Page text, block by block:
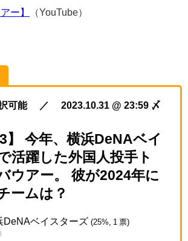
ー】 （YouTube）
択可能 ／ 2023.10.31 @ 23:59 〆
】 今年、横浜DeNAベイ
活躍した外国人投手ト
ウアー。 彼が2024年に
ームは？
ベイスターズ (25%, 1 票)